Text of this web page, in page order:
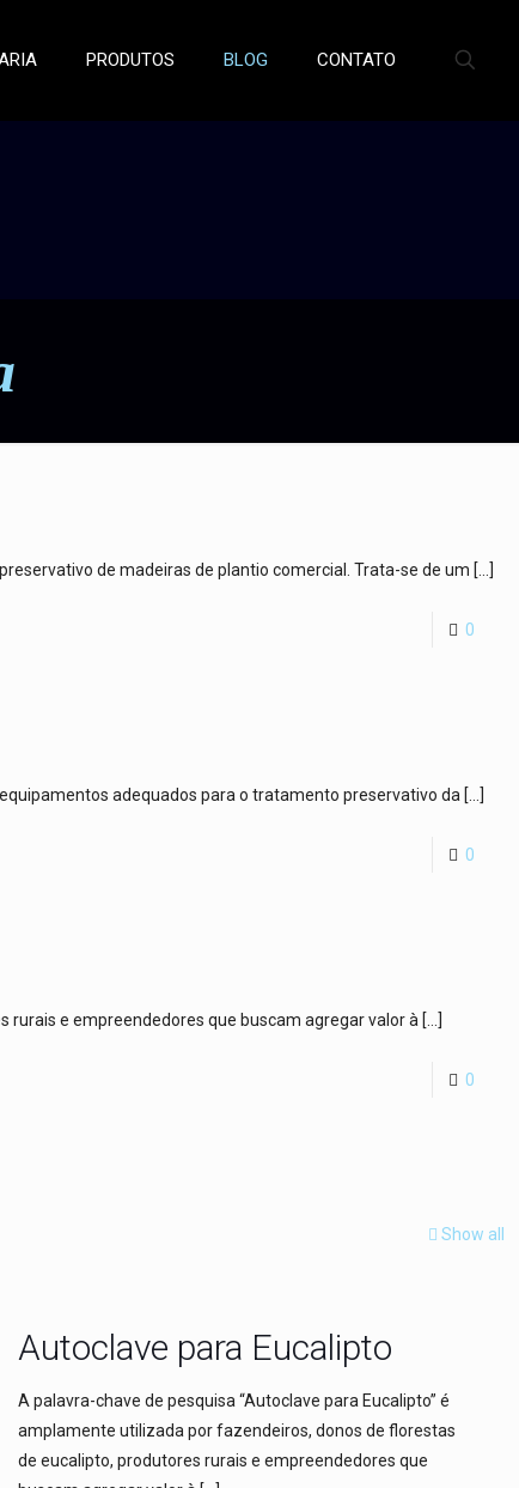
PRODUTOS BLOG CONTATO
de madeiras de plantio comercial. Trata-se de um […]
0
adequados para o tratamento preservativo da […]
0
rurais e empreendedores que buscam agregar valor à […]
0
Show all
Autoclave para Eucalipto
A palavra-chave de pesquisa “Autoclave para Eucalipto” é
amplamente utilizada por fazendeiros, donos de florestas
de eucalipto, produtores rurais e empreendedores que